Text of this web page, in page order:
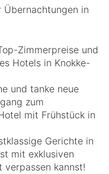
in
Zimmerpreise und
Hotels in Knokke-
und tanke neue
zum
mit Frühstück in
Gerichte in
mit exklusiven
verpassen kannst!